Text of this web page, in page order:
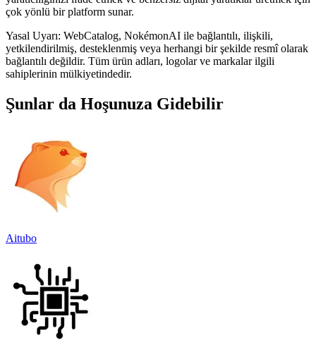
çok yönlü bir platform sunar.
Yasal Uyarı: WebCatalog, NokémonAI ile bağlantılı, ilişkili,
yetkilendirilmiş, desteklenmiş veya herhangi bir şekilde resmî olarak
bağlantılı değildir. Tüm ürün adları, logolar ve markalar ilgili
sahiplerinin mülkiyetindedir.
Şunlar da Hoşunuza Gidebilir
Aitubo